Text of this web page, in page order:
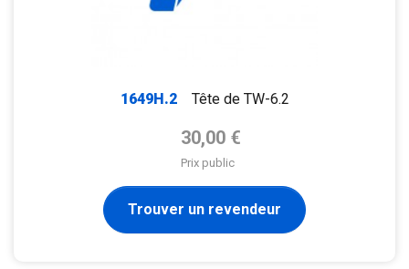
1649H.2
Tête de TW-6.2
Prix de base
30,00 €
Prix public
Trouver un revendeur